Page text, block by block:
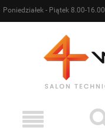
Poniedziałek - Piątek 8.00-16.00